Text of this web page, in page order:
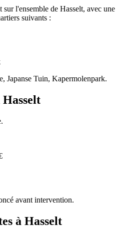
l'ensemble de Hasselt, avec une
suivants :
Japanse Tuin, Kapermolenpark.
avant intervention.
à Hasselt